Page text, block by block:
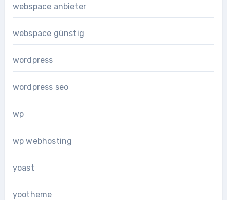
webspace anbieter
webspace günstig
wordpress
wordpress seo
wp
wp webhosting
yoast
yootheme